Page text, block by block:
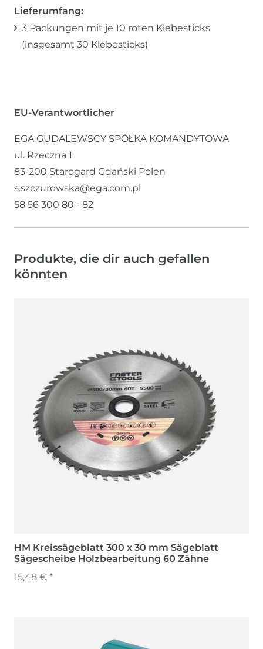
Lieferumfang:
3 Packungen mit je 10 roten Klebesticks
(insgesamt 30 Klebesticks)
EU-Verantwortlicher
EGA GUDALEWSCY SPÓŁKA KOMANDYTOWA
ul. Rzeczna 1
83-200 Starogard Gdański Polen
s.szczurowska@ega.com.pl
58 56 300 80 - 82
Produkte, die dir auch gefallen
könnten
HM Kreissägeblatt 300 x 30 mm Sägeblatt
Sägescheibe Holzbearbeitung 60 Zähne
15,48 € *